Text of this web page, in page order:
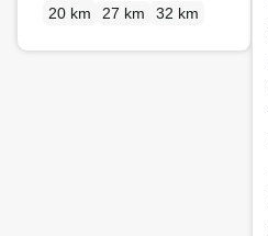
20 km
27 km 32 km